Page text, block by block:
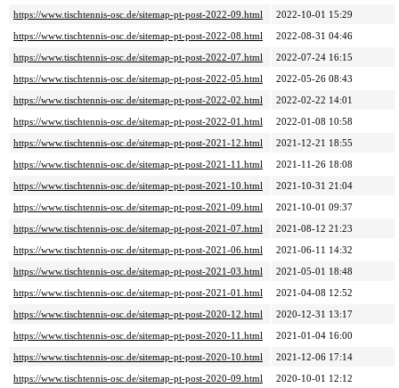
https://www.tischtennis-osc.de/sitemap-pt-post-2022-09.html
2022-10-01 15:29
https://www.tischtennis-osc.de/sitemap-pt-post-2022-08.html
2022-08-31 04:46
https://www.tischtennis-osc.de/sitemap-pt-post-2022-07.html
2022-07-24 16:15
https://www.tischtennis-osc.de/sitemap-pt-post-2022-05.html
2022-05-26 08:43
https://www.tischtennis-osc.de/sitemap-pt-post-2022-02.html
2022-02-22 14:01
https://www.tischtennis-osc.de/sitemap-pt-post-2022-01.html
2022-01-08 10:58
https://www.tischtennis-osc.de/sitemap-pt-post-2021-12.html
2021-12-21 18:55
https://www.tischtennis-osc.de/sitemap-pt-post-2021-11.html
2021-11-26 18:08
https://www.tischtennis-osc.de/sitemap-pt-post-2021-10.html
2021-10-31 21:04
https://www.tischtennis-osc.de/sitemap-pt-post-2021-09.html
2021-10-01 09:37
https://www.tischtennis-osc.de/sitemap-pt-post-2021-07.html
2021-08-12 21:23
https://www.tischtennis-osc.de/sitemap-pt-post-2021-06.html
2021-06-11 14:32
https://www.tischtennis-osc.de/sitemap-pt-post-2021-03.html
2021-05-01 18:48
https://www.tischtennis-osc.de/sitemap-pt-post-2021-01.html
2021-04-08 12:52
https://www.tischtennis-osc.de/sitemap-pt-post-2020-12.html
2020-12-31 13:17
https://www.tischtennis-osc.de/sitemap-pt-post-2020-11.html
2021-01-04 16:00
https://www.tischtennis-osc.de/sitemap-pt-post-2020-10.html
2021-12-06 17:14
https://www.tischtennis-osc.de/sitemap-pt-post-2020-09.html
2020-10-01 12:12